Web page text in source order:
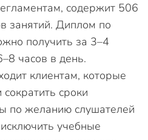
содержит 506
занятий. Диплом по
получить за 3–4
часов в день.
клиентам, которые
сроки
по желанию слушателей
учебные